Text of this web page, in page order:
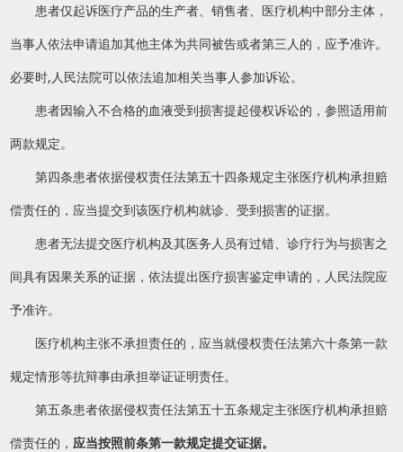
患者仅起诉医疗产品的生产者、销售者、医疗机构中部分主体，
当事人依法申请追加其他主体为共同被告或者第三人的，应予准许。
必要时,人民法院可以依法追加相关当事人参加诉讼。
患者因输入不合格的血液受到损害提起侵权诉讼的，参照适用前
两款规定。
第四条患者依据侵权责任法第五十四条规定主张医疗机构承担赔
偿责任的，应当提交到该医疗机构就诊、受到损害的证据。
患者无法提交医疗机构及其医务人员有过错、诊疗行为与损害之
间具有因果关系的证据，依法提出医疗损害鉴定申请的，人民法院应
予准许。
医疗机构主张不承担责任的，应当就侵权责任法第六十条第一款
规定情形等抗辩事由承担举证证明责任。
第五条患者依据侵权责任法第五十五条规定主张医疗机构承担赔
偿责任的， 应当按照前条第一款规定提交证据。